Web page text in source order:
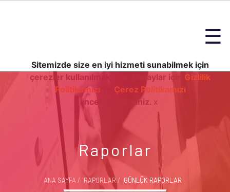
☰
Sitemizde size en iyi hizmeti sunabilmek için
çerezler kullanılmaktadır. Detaylar için Gizlilik
Politikamızı
Çerez Politikamızı
inceleyebilirsiniz. x
Raporlar
ANA SAYFA RAPORLAR GÜNLÜK RAPORLAR